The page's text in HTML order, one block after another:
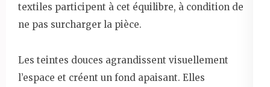
textiles participent à cet équilibre, à condition de
ne pas surcharger la pièce.
Les teintes douces agrandissent visuellement
l’espace et créent un fond apaisant. Elles